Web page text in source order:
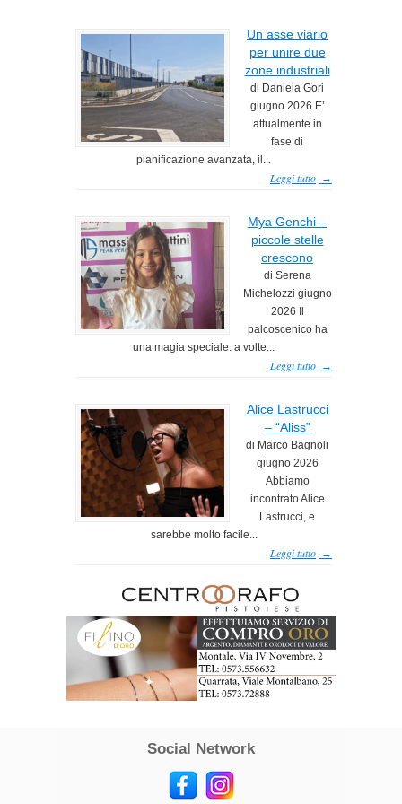
Un asse viario
per unire due
zone industriali
di Daniela Gori
giugno 2026 E’
attualmente in
fase di
pianificazione avanzata, il...
Leggi tutto →
Mya Genchi –
piccole stelle
crescono
di Serena
Michelozzi giugno
2026 Il
palcoscenico ha
una magia speciale: a volte...
Leggi tutto →
Alice Lastrucci
– “Aliss”
di Marco Bagnoli
giugno 2026
Abbiamo
incontrato Alice
Lastrucci, e
sarebbe molto facile...
Leggi tutto →
Social Network